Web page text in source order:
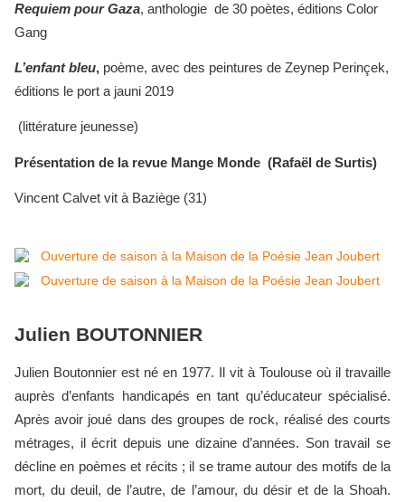
Requiem pour Gaza, anthologie de 30 poètes, éditions Color
Gang
L’enfant bleu, poème, avec des peintures de Zeynep Perinçek,
éditions le port a jauni 2019
(littérature jeunesse)
Présentation de la revue Mange Monde (Rafaël de Surtis)
Vincent Calvet vit à Baziège (31)
Julien BOUTONNIER
Julien Boutonnier est né en 1977. Il vit à Toulouse où il travaille
auprès d’enfants handicapés en tant qu’éducateur spécialisé.
Après avoir joué dans des groupes de rock, réalisé des courts
métrages, il écrit depuis une dizaine d’années. Son travail se
décline en poèmes et récits ; il se trame autour des motifs de la
mort, du deuil, de l’autre, de l’amour, du désir et de la Shoah.